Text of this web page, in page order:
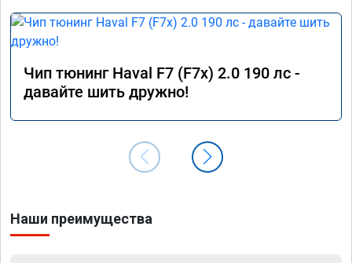
Чип тюнинг Haval F7 (F7x) 2.0 190 лс -
давайте шить дружно!
Наши преимущества